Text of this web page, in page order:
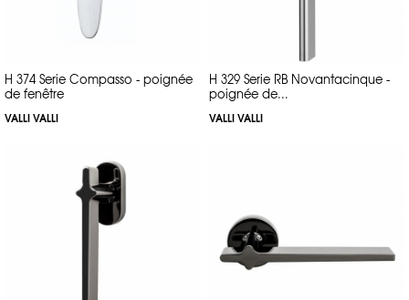
H 374 Serie Compasso - poignée
de fenêtre
VALLI VALLI
H 329 Serie RB Novantacinque -
poignée de...
VALLI VALLI